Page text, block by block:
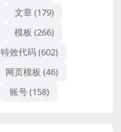
文章 (179)
模板 (266)
特效代码(602)
网页模板 (46)
账号(158)